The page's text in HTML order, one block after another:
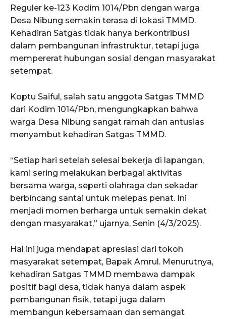
Reguler ke-123 Kodim 1014/Pbn dengan warga
Desa Nibung semakin terasa di lokasi TMMD.
Kehadiran Satgas tidak hanya berkontribusi
dalam pembangunan infrastruktur, tetapi juga
mempererat hubungan sosial dengan masyarakat
setempat.
Koptu Saiful, salah satu anggota Satgas TMMD
dari Kodim 1014/Pbn, mengungkapkan bahwa
warga Desa Nibung sangat ramah dan antusias
menyambut kehadiran Satgas TMMD.
“Setiap hari setelah selesai bekerja di lapangan,
kami sering melakukan berbagai aktivitas
bersama warga, seperti olahraga dan sekadar
berbincang santai untuk melepas penat. Ini
menjadi momen berharga untuk semakin dekat
dengan masyarakat,” ujarnya, Senin (4/3/2025).
Hal ini juga mendapat apresiasi dari tokoh
masyarakat setempat, Bapak Amrul. Menurutnya,
kehadiran Satgas TMMD membawa dampak
positif bagi desa, tidak hanya dalam aspek
pembangunan fisik, tetapi juga dalam
membangun kebersamaan dan semangat